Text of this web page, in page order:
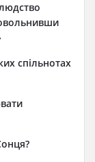
спільнотах